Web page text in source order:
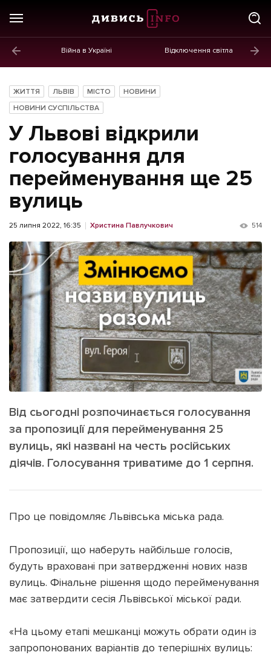
Війна в Україні Відключення світла
Новини
Політика
Економіка
Бізнес
Життя
Культура
Афіша
ІНШЕ
Інтерв'ю
Картки
Репортаж
Розслідування
Погляди
Лонгріди
Прес-релізи
Фото/Відео
Made in Lviv
Зв'язатися з нами
ЖИТТЯ ЛЬВІВ МІСТО
НОВИНИ
НОВИНИ СУСПІЛЬСТВА
У Львові відкрили
голосування для
перейменування ще 25
вулиць
25 липня 2022, 16:35 Христина Павлучкович 514
Від сьогодні розпочинається голосування
за пропозиції для перейменування 25
вулиць, які названі на честь російських
діячів. Голосування триватиме до 1 серпня.
Про це повідомляє Львівська міська рада.
Пропозиції, що наберуть найбільше голосів,
будуть враховані при затвердженні нових назв
вулиць. Фінальне рішення щодо перейменування
має затвердити сесія Львівської міської ради.
«На цьому етапі мешканці можуть обрати один із
запропонованих варіантів до теперішніх вулиць: